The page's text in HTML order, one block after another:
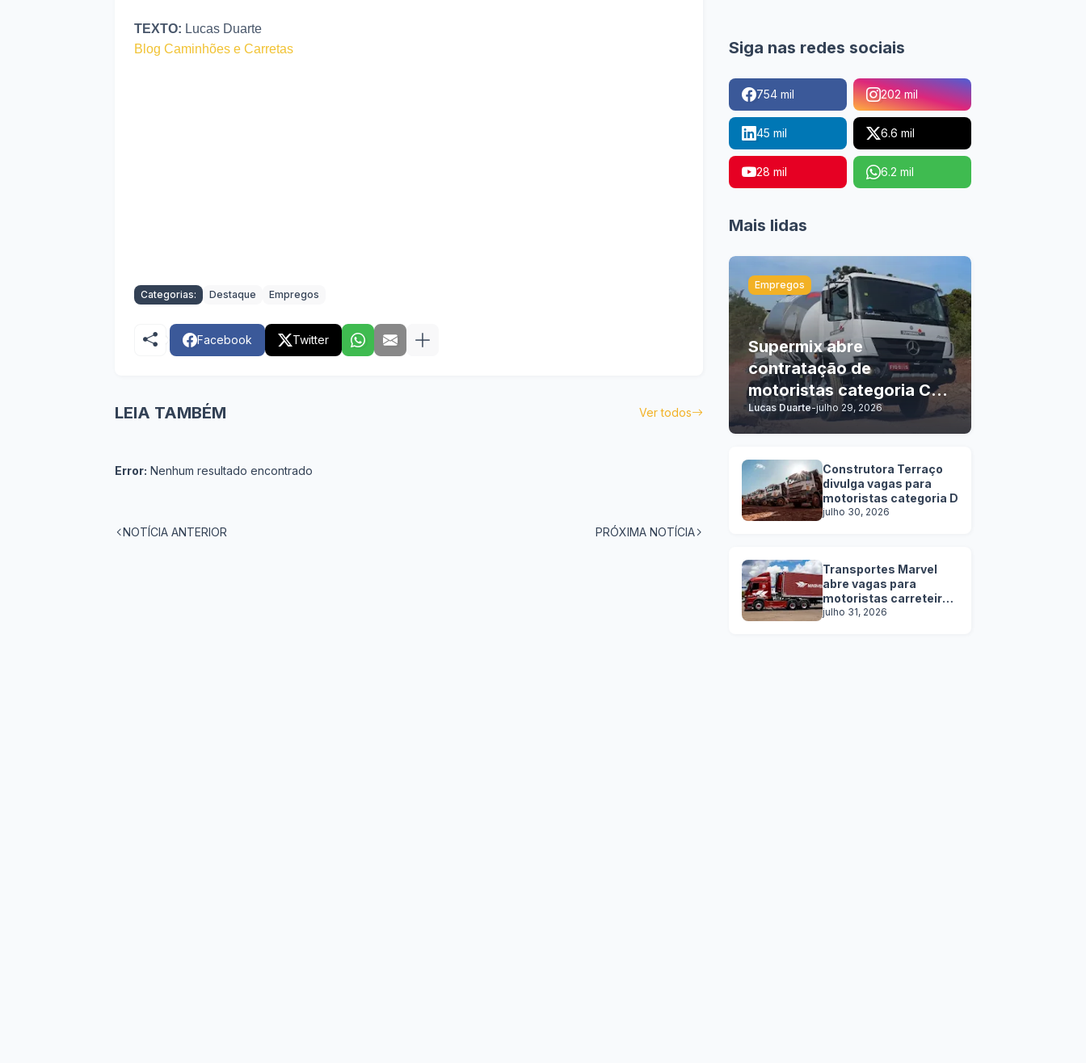
TEXTO: Lucas Duarte
Blog Caminhões e Carretas
Categorias: Destaque Empregos
Facebook Twitter
LEIA TAMBÉM Ver todos
Error: Nenhum resultado encontrado
NOTÍCIA ANTERIOR PRÓXIMA NOTÍCIA
Siga nas redes sociais
754 mil 202 mil
45 mil 6.6 mil
28 mil 6.2 mil
Mais lidas
Empregos
Supermix abre
contratação de
motoristas categoria C, D
e E
Lucas Duarte-julho 29, 2026
Construtora Terraço
divulga vagas para
motoristas categoria D
julho 30, 2026
Transportes Marvel
abre vagas para
motoristas carreteiros
SEM EXPERIÊNCIA
julho 31, 2026